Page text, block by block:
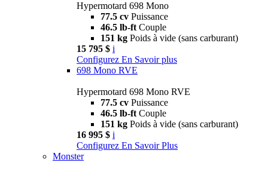
Hypermotard 698 Mono
77.5 cv Puissance
46.5 lb-ft Couple
151 kg Poids à vide (sans carburant)
15 795 $ i
Configurez En Savoir plus
698 Mono RVE
Hypermotard 698 Mono RVE
77.5 cv Puissance
46.5 lb-ft Couple
151 kg Poids à vide (sans carburant)
16 995 $ i
Configurez En Savoir Plus
Monster